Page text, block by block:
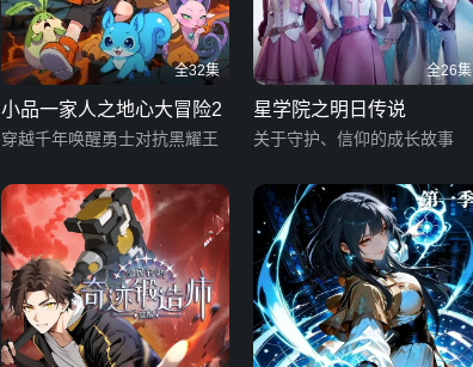
全32集
小品一家人之地心大冒险2
穿越千年唤醒勇士对抗黑耀王
全26集
星学院之明日传说
关于守护、信仰的成长故事